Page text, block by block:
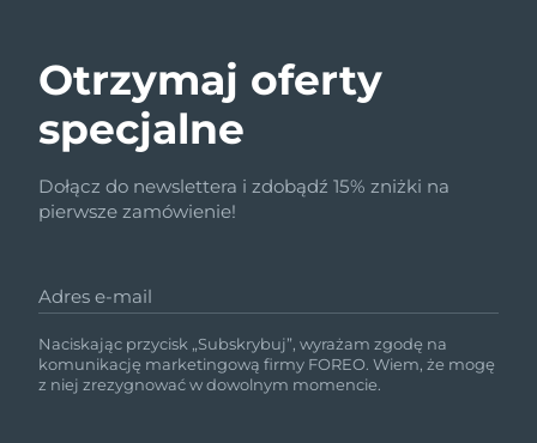
Otrzymaj oferty
specjalne
Dołącz do newslettera i zdobądź 15% zniżki na
pierwsze zamówienie!
Adres e-mail
Naciskając przycisk „Subskrybuj”, wyrażam zgodę na
komunikację marketingową firmy FOREO. Wiem, że mogę
z niej zrezygnować w dowolnym momencie.